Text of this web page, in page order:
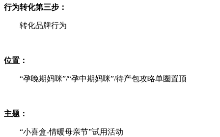
行为转化第三步：
转化品牌行为
位置：
“孕晚期妈咪”/“孕中期妈咪”/待产包攻略单圈置顶
主题：
“小喜盒-情暖母亲节”试用活动